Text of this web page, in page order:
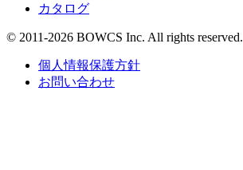
カタログ
© 2011-2026 BOWCS Inc. All rights reserved.
個人情報保護方針
お問い合わせ